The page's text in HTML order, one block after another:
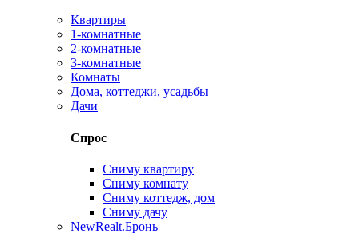
Квартиры
1-комнатные
2-комнатные
3-комнатные
Комнаты
Дома, коттеджи, усадьбы
Дачи
Спрос
Сниму квартиру
Сниму комнату
Сниму коттедж, дом
Сниму дачу
NewRealt.Бронь